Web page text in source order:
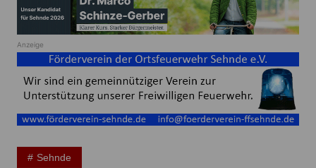
Anzeige
Sehnde